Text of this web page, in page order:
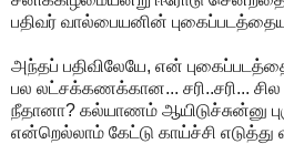
பதிவர் வால்பையனின்
அந்தப் பதிவிலேயே, என்
பல லட்சக்கணக்கான... சரி..சரி...
நீதானா? கல்யாணம் ஆயிடுச்சுன்னு
என்றெல்லாம் கேட்டு காய்ச்சி எடுத்து